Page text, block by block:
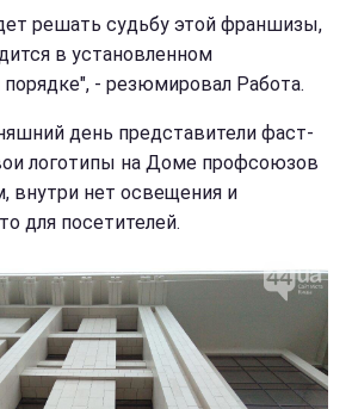
решать судьбу этой франшизы,
в установленном
- резюмировал Работа.
день представители фаст-
логотипы на Доме профсоюзов
внутри нет освещения и
для посетителей.